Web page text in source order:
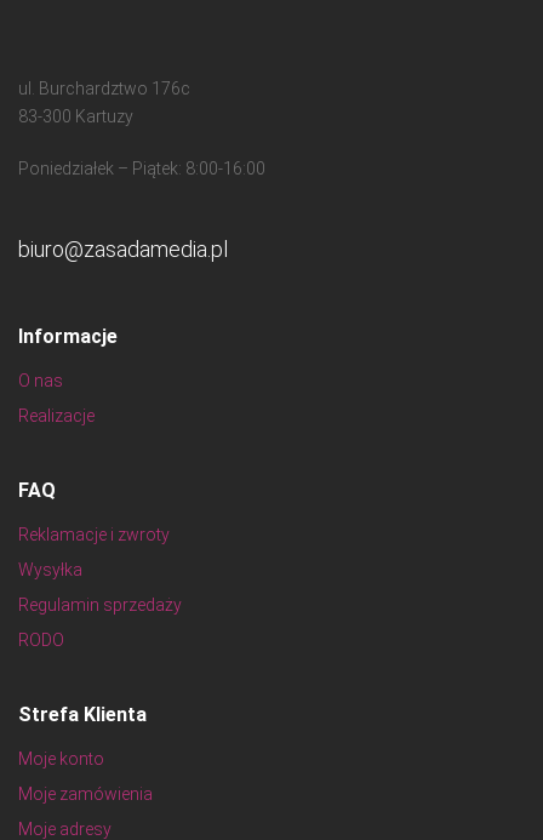
ul. Burchardztwo 176c
83-300 Kartuzy
Poniedziałek – Piątek: 8:00-16:00
biuro@zasadamedia.pl
Informacje
O nas
Realizacje
FAQ
Reklamacje i zwroty
Wysyłka
Regulamin sprzedaży
RODO
Strefa Klienta
Moje konto
Moje zamówienia
Moje adresy